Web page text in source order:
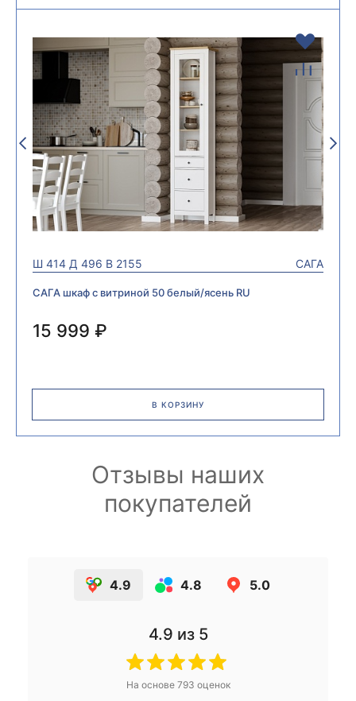
Ш 414 Д 496 В 2155 САГА
САГА шкаф с витриной 50 белый/ясень RU
15 999 ₽
В КОРЗИНУ
Отзывы наших
покупателей
4.9 4.8 5.0
4.9 из 5
На основе 793 оценок